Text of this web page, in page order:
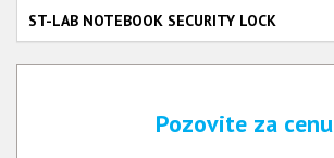
ST-LAB NOTEBOOK SECURITY LOCK
Pozovite za cenu